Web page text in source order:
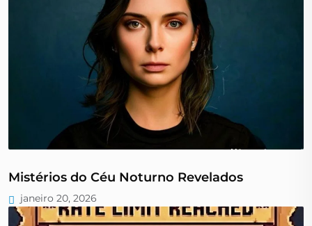
Mistérios do Céu Noturno Revelados
janeiro 20, 2026